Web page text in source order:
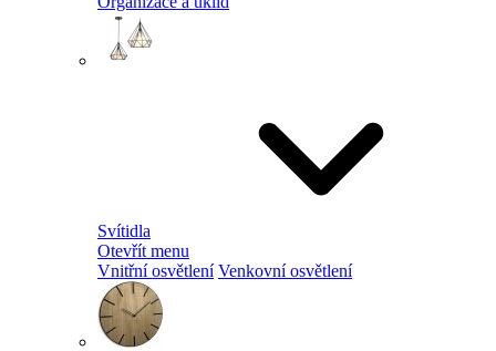
Svítidla
Otevřít menu
Vnitřní osvětlení Venkovní osvětlení